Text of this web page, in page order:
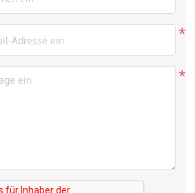
*
*